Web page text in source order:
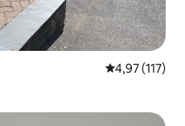
Vidutinis
4,97 (117)